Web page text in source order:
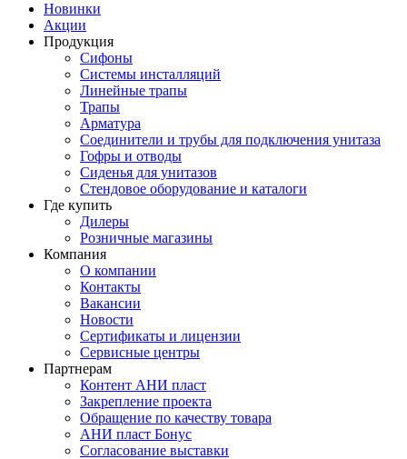
Новинки
Акции
Продукция
Сифоны
Системы инсталляций
Линейные трапы
Трапы
Арматура
Соединители и трубы для подключения унитаза
Гофры и отводы
Сиденья для унитазов
Стендовое оборудование и каталоги
Где купить
Дилеры
Розничные магазины
Компания
О компании
Контакты
Вакансии
Новости
Сертификаты и лицензии
Сервисные центры
Партнерам
Контент АНИ пласт
Закрепление проекта
Обращение по качеству товара
АНИ пласт Бонус
Согласование выставки